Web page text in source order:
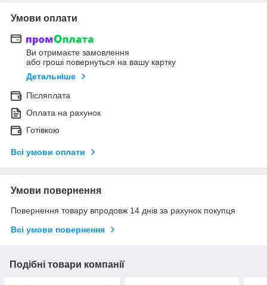
Умови оплати
Ви отримаєте замовлення
або гроші повернуться на вашу картку
Детальніше
Післяплата
Оплата на рахунок
Готівкою
Всі умови оплати
Умови повернення
Повернення товару впродовж 14 днів за рахунок покупця
Всі умови повернення
Подібні товари компанії